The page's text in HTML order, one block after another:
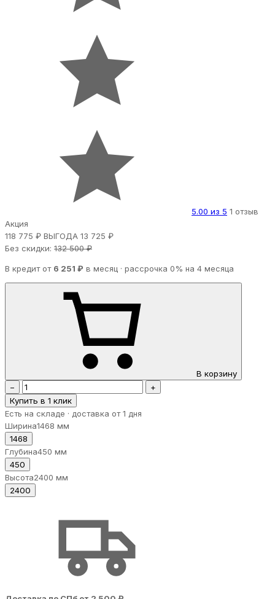
5.00 из 5 1 отзыв
Акция
118 775 ₽ ВЫГОДА 13 725 ₽
Без скидки: 132 500 ₽
В кредит от 6 251 ₽ в месяц · рассрочка 0% на 4 месяца
В корзину
−
+
Купить в 1 клик
Есть на складе · доставка от 1 дня
Ширина1468 мм
1468
Глубина450 мм
450
Высота2400 мм
2400